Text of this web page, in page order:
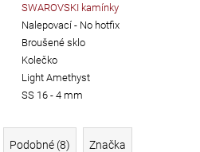
SWAROVSKI kamínky
Nalepovací - No hotfix
Broušené sklo
Kolečko
Light Amethyst
SS 16 - 4 mm
Podobné (8) Značka